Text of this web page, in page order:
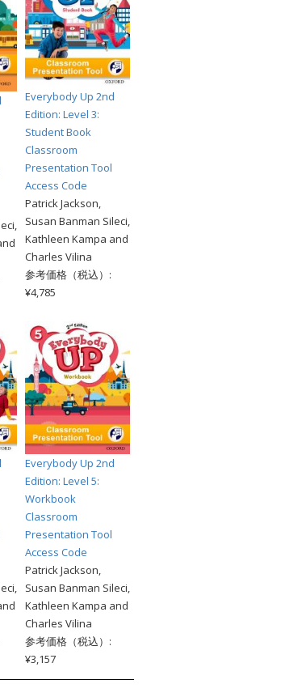
Everybody Up 2nd
Edition: Level 3:
Student Book
Classroom
Presentation Tool
Access Code
Patrick Jackson,
Susan Banman Sileci,
Kathleen Kampa and
Charles Vilina
参考価格（税込）:
¥4,785
Everybody Up 2nd
Edition: Level 5:
Workbook
Classroom
Presentation Tool
Access Code
Patrick Jackson,
Susan Banman Sileci,
Kathleen Kampa and
Charles Vilina
参考価格（税込）:
¥3,157